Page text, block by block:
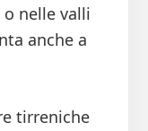
nelle valli
anche a
tirreniche